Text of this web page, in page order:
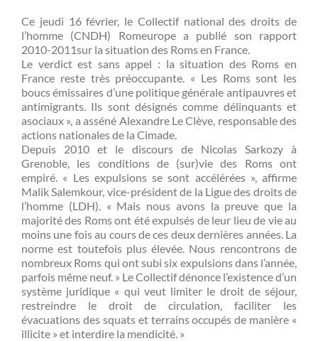
Ce jeudi 16 février, le Collectif national des droits de
l’homme (CNDH) Romeurope a publié son rapport
2010-2011sur la situation des Roms en France.
Le verdict est sans appel : la situation des Roms en
France reste très préoccupante. « Les Roms sont les
boucs émissaires d’une politique générale antipauvres et
antimigrants. Ils sont désignés comme délinquants et
asociaux », a asséné Alexandre Le Clève, responsable des
actions nationales de la Cimade.
Depuis 2010 et le discours de Nicolas Sarkozy à
Grenoble, les conditions de (sur)vie des Roms ont
empiré. « Les expulsions se sont accélérées », affirme
Malik Salemkour, vice-président de la Ligue des droits de
l’homme (LDH). « Mais nous avons la preuve que la
majorité des Roms ont été expulsés de leur lieu de vie au
moins une fois au cours de ces deux dernières années. La
norme est toutefois plus élevée. Nous rencontrons de
nombreux Roms qui ont subi six expulsions dans l’année,
parfois même neuf. » Le Collectif dénonce l’existence d’un
système juridique « qui veut limiter le droit de séjour,
restreindre le droit de circulation, faciliter les
évacuations des squats et terrains occupés de manière «
illicite » et interdire la mendicité. »